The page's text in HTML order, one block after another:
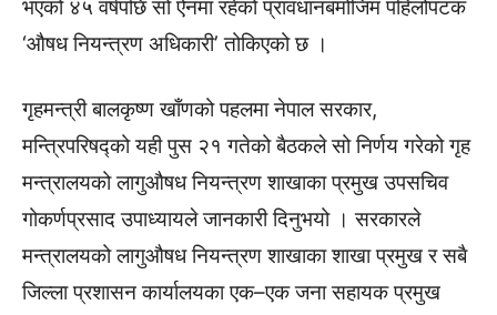
भएको ४५ वर्षपछि सो ऐनमा रहेको प्रावधानबमोजिम पहिलोपटक
‘औषध नियन्त्रण अधिकारी’ तोकिएको छ ।
गृहमन्त्री बालकृष्ण खाँणको पहलमा नेपाल सरकार,
मन्त्रिपरिषद्को यही पुस २१ गतेको बैठकले सो निर्णय गरेको गृह
मन्त्रालयको लागुऔषध नियन्त्रण शाखाका प्रमुख उपसचिव
गोकर्णप्रसाद उपाध्यायले जानकारी दिनुभयो । सरकारले
मन्त्रालयको लागुऔषध नियन्त्रण शाखाका शाखा प्रमुख र सबै
जिल्ला प्रशासन कार्यालयका एक–एक जना सहायक प्रमुख